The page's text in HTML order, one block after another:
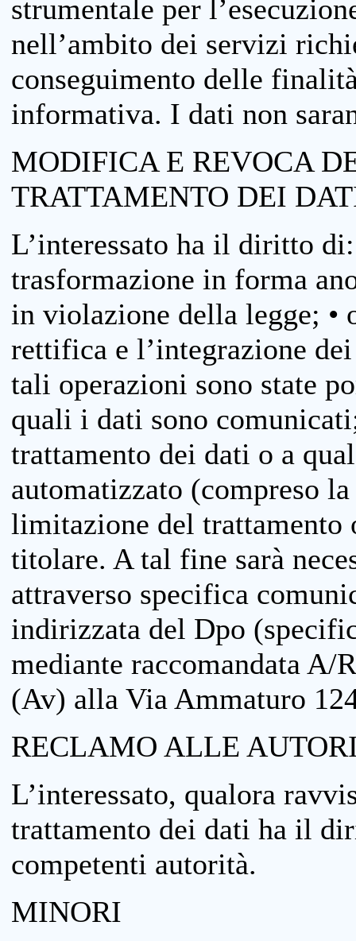
strumentale per
nell’ambito dei servizi
conseguimento delle
informativa. I dati non
MODIFICA E REVOCA
TRATTAMENTO DEI
L’interessato ha il diritto
trasformazione in forma
in violazione della legge; •
rettifica e l’integrazione
tali operazioni sono state
quali i dati sono
trattamento dei dati o a
automatizzato (compreso
limitazione del trattamento
titolare. A tal fine sarà
attraverso specifica
indirizzata del Dpo
mediante raccomandata
(Av) alla Via Ammaturo
RECLAMO ALLE
L’interessato, qualora
trattamento dei dati ha il
competenti autorità.
MINORI